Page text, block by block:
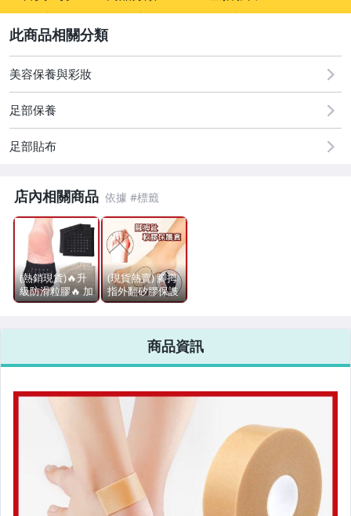
圖書/影音/文具
手機、配件與通訊
美容保養與彩妝
運動、戶外與休閒
嬰幼兒與孕婦
寵物用品與水族
汽機車精品百貨
居家、家具與園藝
男性精品與服飾
女裝與服飾配件
手錶與飾品配件
女包精品與女鞋
美容保養與彩妝
足部保養
足部貼布
店內相關商品
(熱銷現貨)🔥升
級防滑粒膠🔥 加
厚螺紋斜口矽膠
翻矽膠保謢套 (1
愛買小舖
(現貨熱賣) 腳拇
指外翻矽膠保謢
套 (1雙入) 大拇
外翻彈性佳舒適
【AF02201】99
愛買小舖
商品資訊